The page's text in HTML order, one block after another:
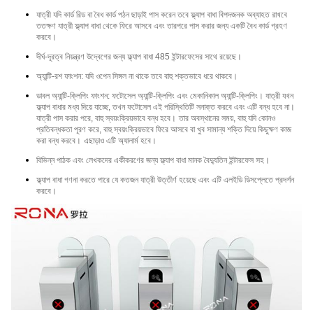
যাত্রী যদি কার্ড রিড বা বৈধ কার্ড পঠন ছাড়াই পাস করেন তবে ফ্ল্যাপ বাধা বিপদজনক অব্যাহত রাখবে
ততক্ষণ যাত্রী ফ্ল্যাপ বাধা থেকে ফিরে আসবে এবং তারপরে পাস করার জন্য একটি বৈধ কার্ড গ্রহণ
করবে।
দীর্ঘ-দূরত্ব নিয়ন্ত্রণ উদ্বেগের জন্য ফ্ল্যাপ বাধা 485 ইন্টারফেসের সাথে রয়েছে।
অ্যান্টি-রশ ফাংশন: যদি ওপেন সিঙ্গল না থাকে তবে বাহু শক্তভাবে ধরে থাকবে।
ডাবল অ্যান্টি-ক্লিপিং ফাংশন: ফটোসেল অ্যান্টি-ক্লিপিং এবং মেকানিকাল অ্যান্টি-ক্লিপিং। যাত্রী যখন
ফ্ল্যাপ বাধার মধ্য দিয়ে যাচ্ছে, তখন ফটোসেল এই পরিস্থিতিটি সনাক্ত করবে এবং এটি বন্ধ হবে না।
যাত্রী পাস করার পরে, বাহু স্বয়ংক্রিয়ভাবে বন্ধ হবে। তার অবস্থানের সময়, বাহু যদি কোনও
প্রতিবন্ধকতা পূরণ করে, বাহু স্বয়ংক্রিয়ভাবে ফিরে আসবে বা খুব সামান্য শক্তি দিয়ে কিছুক্ষণ কাজ
করা বন্ধ করবে। এছাড়াও এটি অ্যালার্ম হবে।
বিভিন্ন পাঠক এবং লেখকদের একীকরণের জন্য ফ্ল্যাপ বাধা মানক বৈদ্যুতিন ইন্টারফেস সহ।
ফ্ল্যাপ বাধা গণনা করতে পারে যে কতজন যাত্রী উত্তীর্ণ হয়েছে এবং এটি এলইডি ডিসপ্লেতে প্রদর্শন
করবে।